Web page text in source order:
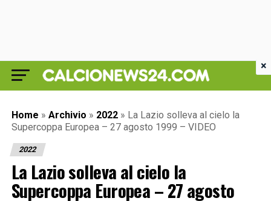
Home » Archivio » 2022 » La Lazio solleva al cielo la
Supercoppa Europea – 27 agosto 1999 – VIDEO
2022
La Lazio solleva al cielo la
Supercoppa Europea – 27 agosto
×